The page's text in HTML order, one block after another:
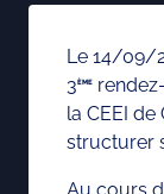
Le 14/09/
3ÈME
la CEEI
structurer
Au cours